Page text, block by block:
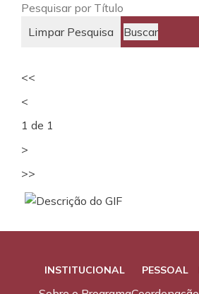
Limpar Pesquisa Buscar
<<
<
1 de 1
>
>>
INSTITUCIONAL PESSOAL